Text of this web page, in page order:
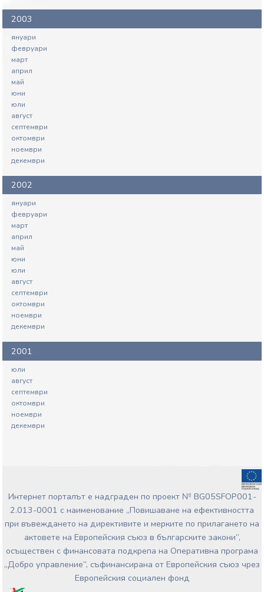
2003
януари
февруари
март
април
май
юни
юли
август
септември
октомври
ноември
декември
2002
януари
февруари
март
април
май
юни
юли
август
септември
октомври
ноември
декември
2001
юли
август
септември
октомври
ноември
декември
Интернет порталът е надграден по проект № BG05SFOP001-
2.013-0001 с наименование „Повишаване на ефективността
при въвеждането на директивите и мерките по прилагането на
актовете на Европейския съюз в българските закони”,
осъществен с финансовата подкрепа на Оперативна програма
„Добро управление“, съфинансирана от Европейския съюз чрез
Европейския социален фонд